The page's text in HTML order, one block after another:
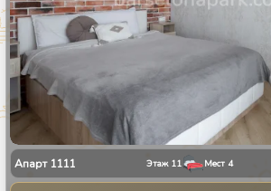
Апарт 1111 Этаж 11 Мест 4